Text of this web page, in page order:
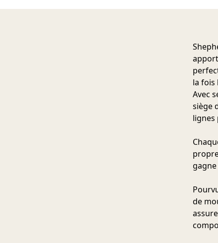
la fois
Avec
siège
lignes
de